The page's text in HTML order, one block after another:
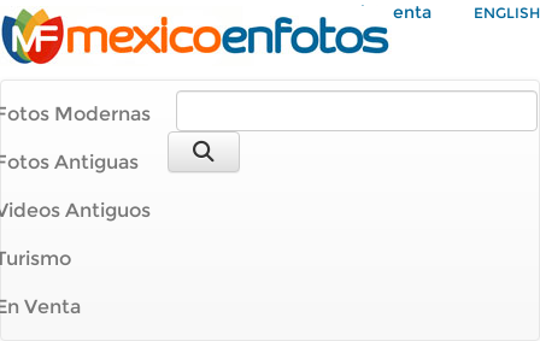
Mi Cuenta ENGLISH
Modernas
Antiguas
Antiguos
Venta